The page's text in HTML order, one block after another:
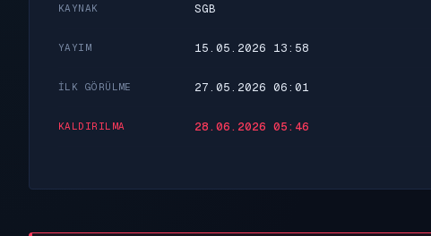
KAYNAK SGB
YAYIM 15.05.2026 13:58
İLK GÖRÜLME 27.05.2026 06:01
KALDIRILMA 28.06.2026 05:46